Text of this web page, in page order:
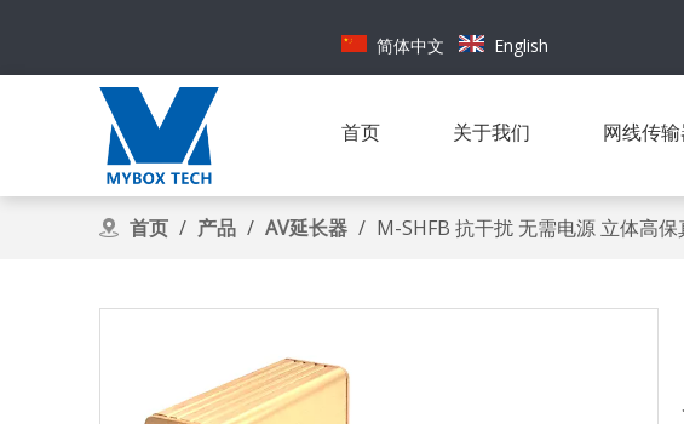
简体中文 English
首页 关于我们 网线传
首页 / 产品 / AV延长器 / M-SHFB 抗干扰 无需电源 立体高